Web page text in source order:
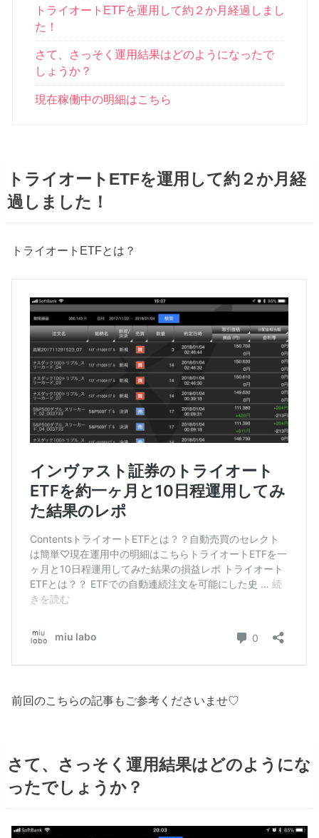
トライオートETFを運用して約２か月経過しまし
た！
さて、さっそく運用結果はどのようになったで
しょうか？
現在稼働中の明細はこちら
トライオートETFを運用して約２か月経
過しました！
トライオートETFとは？
前回のこちらの記事もご参考くださいませ♡
さて、さっそく運用結果はどのようにな
ったでしょうか？